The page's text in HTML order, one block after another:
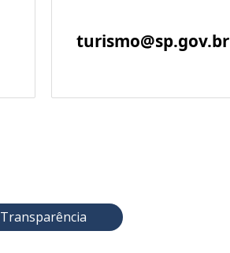
turismo@sp.gov.br
Transparência